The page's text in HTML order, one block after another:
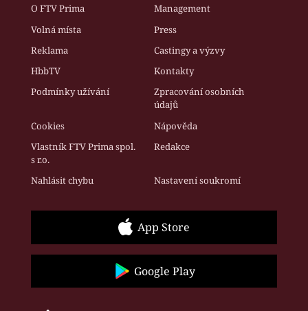
O FTV Prima
Management
Volná místa
Press
Reklama
Castingy a výzvy
HbbTV
Kontakty
Podmínky užívání
Zpracování osobních
údajů
Cookies
Nápověda
Vlastník FTV Prima spol.
s r.o.
Redakce
Nahlásit chybu Nastavení soukromí
App Store
Google Play